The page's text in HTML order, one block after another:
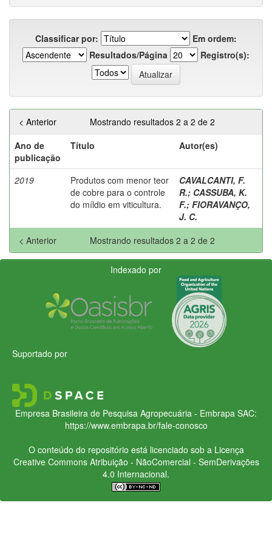
Classificar por:
Em ordem:
Resultados/Página
Registro(s):
Mostrando resultados 2 a 2 de 2
< Anterior
Ano de
publicação
Título Autor(es)
2019
Produtos com menor teor
de cobre para o controle
do míldio em viticultura.
CAVALCANTI, F.
R.; CASSUBA, K.
F.; FIORAVANÇO,
J. C.
Mostrando resultados 2 a 2 de 2
< Anterior
Indexado por
Suportado por
Empresa Brasileira de Pesquisa Agropecuária - Embrapa SAC:
https://www.embrapa.br/fale-conosco
O conteúdo do repositório está licenciado sob a Licença
Creative CommonsAtribuição - NãoComercial - SemDerivações
4.0 Internacional.